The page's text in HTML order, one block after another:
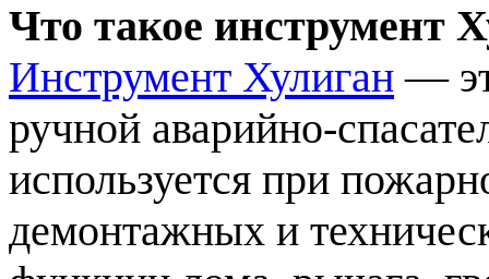
Что такое инструмент
Инструмент Хулиган —
ручной аварийно-
используется при
демонтажных и